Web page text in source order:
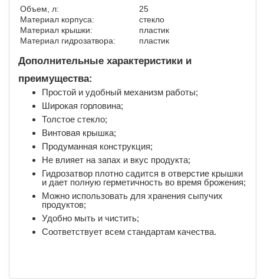
Объем, л:
25
Материал корпуса:
стекло
Материал крышки:
пластик
Материал гидрозатвора:
пластик
Дополнительные характеристики и
преимущества:
Простой и удобный механизм работы;
Широкая горловина;
Толстое стекло;
Винтовая крышка;
Продуманная конструкция;
Не влияет на запах и вкус продукта;
Гидрозатвор плотно садится в отверстие крышки
и дает полную герметичность во время брожения;
Можно использовать для хранения сыпучих
продуктов;
Удобно мыть и чистить;
Соответствует всем стандартам качества.